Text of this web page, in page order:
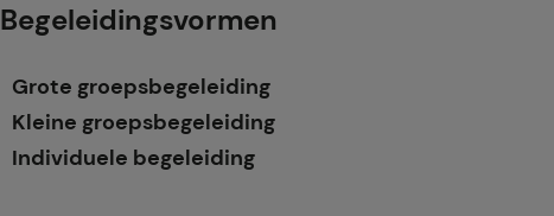
Begeleidingsvormen
Grote groepsbegeleiding
Kleine groepsbegeleiding
Individuele begeleiding